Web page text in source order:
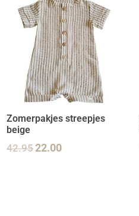
Zomerpakjes streepjes
beige
42.9522.00